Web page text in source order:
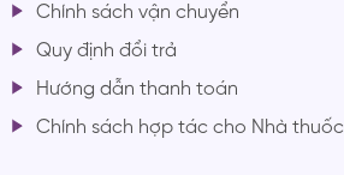
Chính sách vận chuyển
Quy định đổi trả
Hướng dẫn thanh toán
Chính sách hợp tác cho Nhà thuốc